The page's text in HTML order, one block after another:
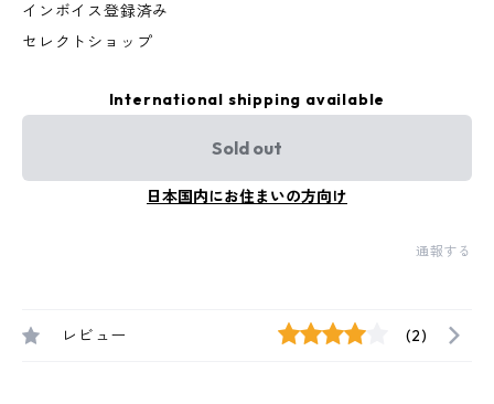
インボイス登録済み
セレクトショップ
International shipping available
Sold out
日本国内にお住まいの方向け
通報する
レビュー (2)